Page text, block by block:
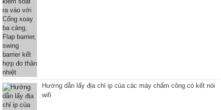
Hướng dẫn lấy địa chỉ ip của các máy chấm công có kết nói
wifi